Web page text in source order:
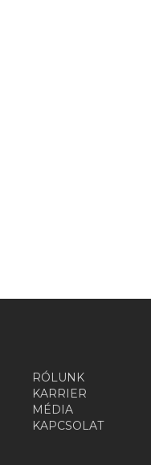
RÓLUNK
KARRIER
MÉDIA
KAPCSOLAT